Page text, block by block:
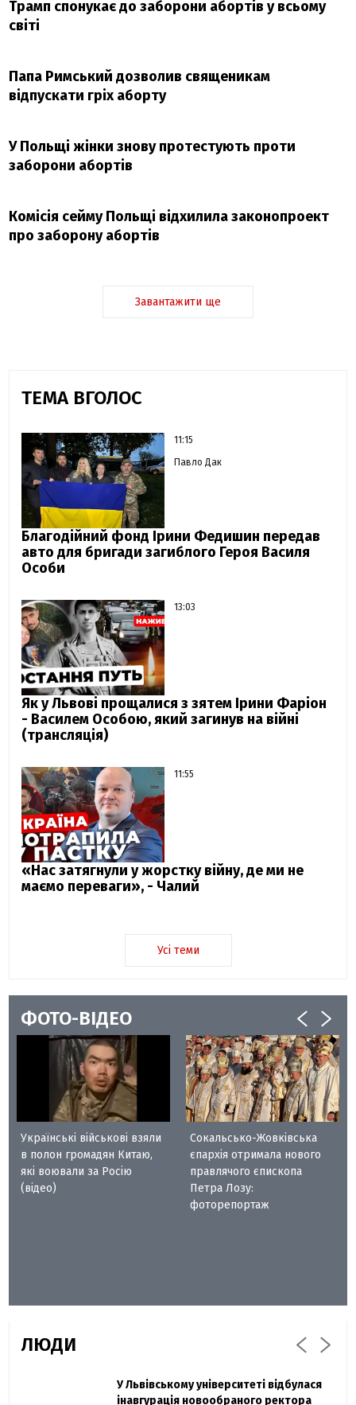
Трамп спонукає до заборони абортів у всьому
світі
Папа Римський дозволив священикам
відпускати гріх аборту
У Польщі жінки знову протестують проти
заборони абортів
Комісія сейму Польщі відхилила законопроект
про заборону абортів
Завантажити ще
ТЕМА ВГОЛОС
11:15
Павло Дак
Благодійний фонд Ірини Федишин передав
авто для бригади загиблого Героя Василя
Особи
13:03
Як у Львові прощалися з зятем Ірини Фаріон
- Василем Особою, який загинув на війні
(трансляція)
11:55
«Нас затягнули у жорстку війну, де ми не
маємо переваги», - Чалий
Усі теми
ФОТО-ВІДЕО
Українські військові взяли
в полон громадян Китаю,
які воювали за Росію
(відео)
Сокальсько-Жовківська
єпархія отримала нового
правлячого єпископа
Петра Лозу:
фоторепортаж
ЛЮДИ
Павло Дак
Захисник "Азовсталі" Діанов вдруге
одружився та показав фото з весілля
У Львівському університеті відбулася
інавгурація новообраного ректора